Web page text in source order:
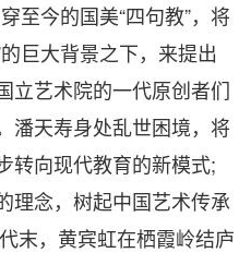
至今的国美“四句教”，将
巨大背景之下，来提出
立艺术院的一代原创者们
潘天寿身处乱世困境，将
转向现代教育的新模式;
理念，树起中国艺术传承
末，黄宾虹在栖霞岭结庐